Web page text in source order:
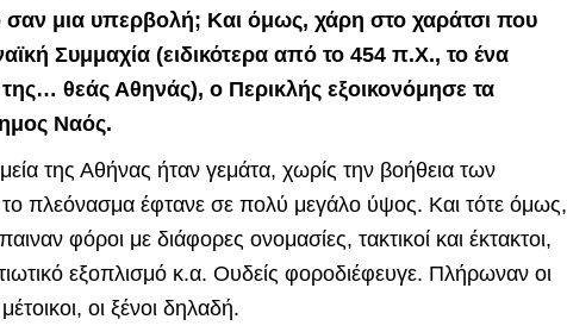
σαν μια υπερβολή; Και όμως, χάρη στο χαράτσι που
Συμμαχία (ειδικότερα από το 454 π.Χ., το ένα
θεάς Αθηνάς), ο Περικλής εξοικονόμησε τα
Ναός.
της Αθήνας ήταν γεμάτα, χωρίς την βοήθεια των
πλεόνασμα έφτανε σε πολύ μεγάλο ύψος. Και τότε όμως,
φόροι με διάφορες ονομασίες, τακτικοί και έκτακτοι,
εξοπλισμό κ.α. Ουδείς φοροδιέφευγε. Πλήρωναν οι
οι ξένοι δηλαδή.